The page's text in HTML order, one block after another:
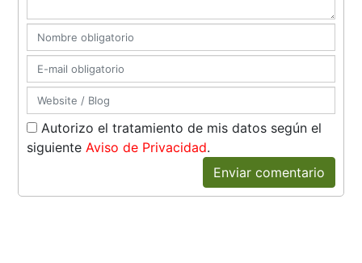
Autorizo el tratamiento de mis datos según el
siguienteAviso de Privacidad.
Enviar comentario